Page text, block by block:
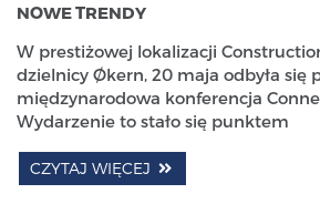
NOWE TRENDY
W prestiżowej lokalizacji
dzielnicy Økern, 20 maja odbyła się
międzynarodowa konferencja
Wydarzenie to stało się punktem
CZYTAJ WIĘCEJ